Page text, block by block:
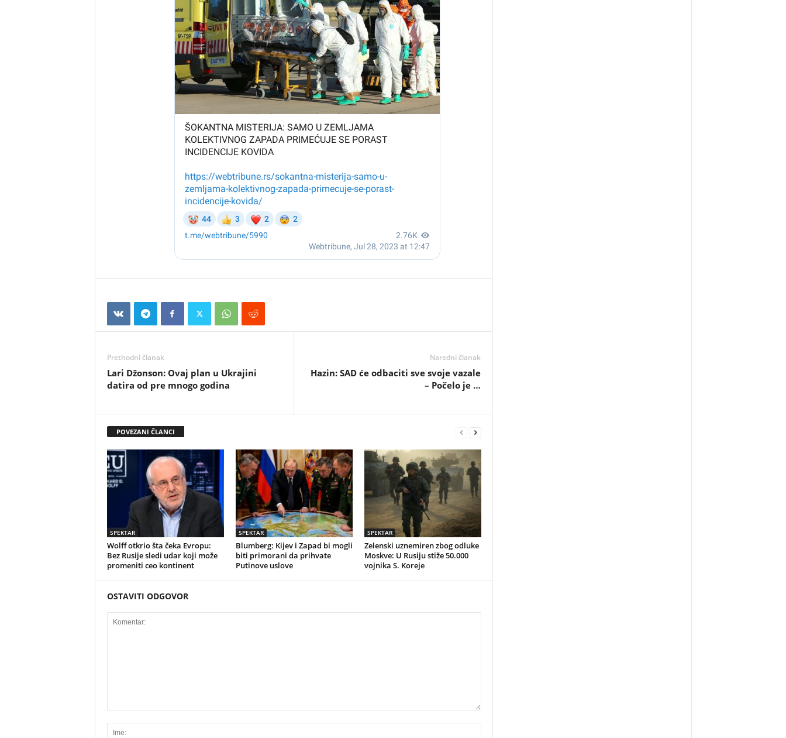
Prethodni članak
Lari Džonson: Ovaj plan u Ukrajini
datira od pre mnogo godina
Naredni članak
Hazin: SAD će odbaciti sve svoje vazale
– Počelo je …
POVEZANI ČLANCI
SPEKTAR
Wolff otkrio šta čeka Evropu:
Bez Rusije sledi udar koji može
promeniti ceo kontinent
SPEKTAR
Blumberg: Kijev i Zapad bi mogli
biti primorani da prihvate
Putinove uslove
SPEKTAR
Zelenski uznemiren zbog odluke
Moskve: U Rusiju stiže 50.000
vojnika S. Koreje
OSTAVITI ODGOVOR